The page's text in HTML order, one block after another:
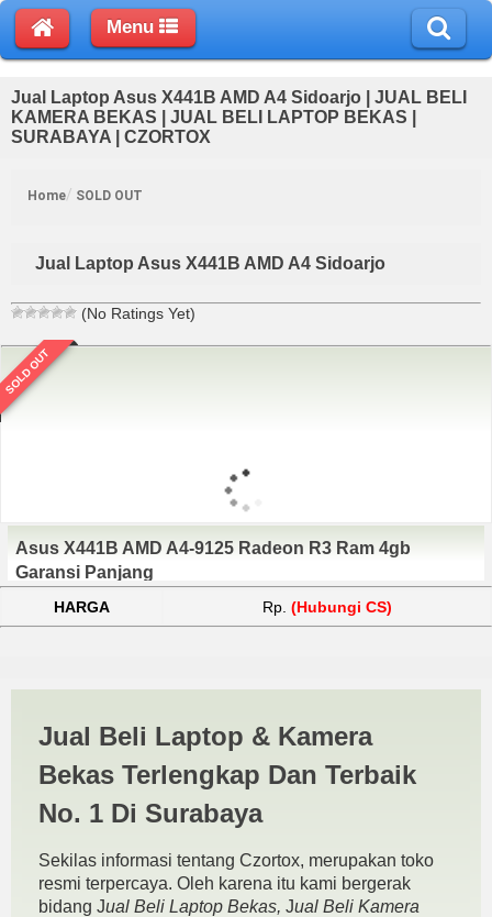
Menu
Jual Laptop Asus X441B AMD A4 Sidoarjo | JUAL BELI
KAMERA BEKAS | JUAL BELI LAPTOP BEKAS |
SURABAYA | CZORTOX
Home SOLD OUT
Jual Laptop Asus X441B AMD A4 Sidoarjo
(No Ratings Yet)
SOLD OUT
Asus X441B AMD A4-9125 Radeon R3 Ram 4gb
Garansi Panjang
HARGA Rp. (Hubungi CS)
AMD A4 Sidoarjo | JUAL
BELI KAMERA BEKAS |
JUAL BELI LAPTOP BEKAS |
SURABAYA
Jual Beli Laptop & Kamera
Bekas Terlengkap Dan Terbaik
No. 1 Di Surabaya
Sekilas informasi tentang Czortox, merupakan toko
resmi terpercaya. Oleh karena itu kami bergerak
bidang Jual Beli Laptop Bekas, Jual Beli Kamera